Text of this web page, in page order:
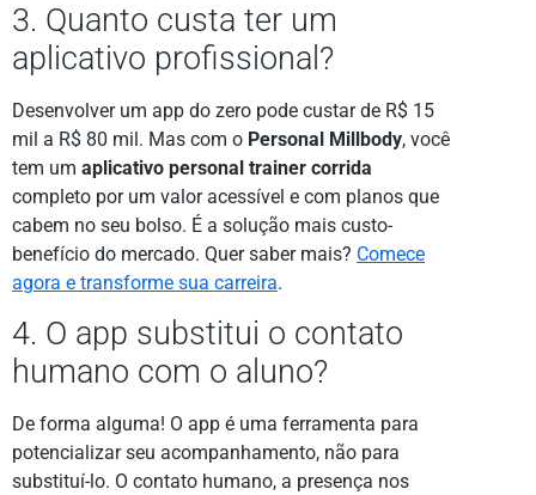
3. Quanto custa ter um
aplicativo profissional?
Desenvolver um app do zero pode custar de R$ 15
mil a R$ 80 mil. Mas com o Personal Millbody, você
tem um aplicativo personal trainer corrida
completo por um valor acessível e com planos que
cabem no seu bolso. É a solução mais custo-
benefício do mercado. Quer saber mais? Comece
agora e transforme sua carreira.
4. O app substitui o contato
humano com o aluno?
De forma alguma! O app é uma ferramenta para
potencializar seu acompanhamento, não para
substituí-lo. O contato humano, a presença nos